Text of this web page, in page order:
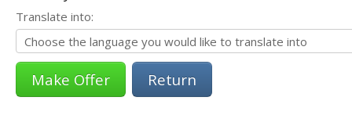
Translate into:
Return